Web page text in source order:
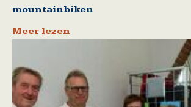
mountainbiken
Meer lezen